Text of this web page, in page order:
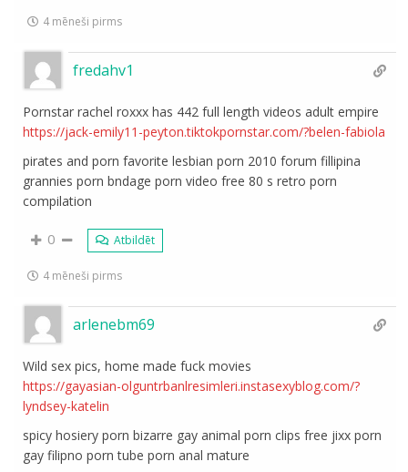
4 mēneši pirms
fredahv1
Pornstar rachel roxxx has 442 full length videos adult empire
https://jack-emily11-peyton.tiktokpornstar.com/?belen-fabiola
pirates and porn favorite lesbian porn 2010 forum fillipina
grannies porn bndage porn video free 80 s retro porn
compilation
0 Atbildēt
4 mēneši pirms
arlenebm69
Wild sex pics, home made fuck movies
https://gayasian-olguntrbanlresimleri.instasexyblog.com/?
lyndsey-katelin
spicy hosiery porn bizarre gay animal porn clips free jixx porn
gay filipno porn tube porn anal mature